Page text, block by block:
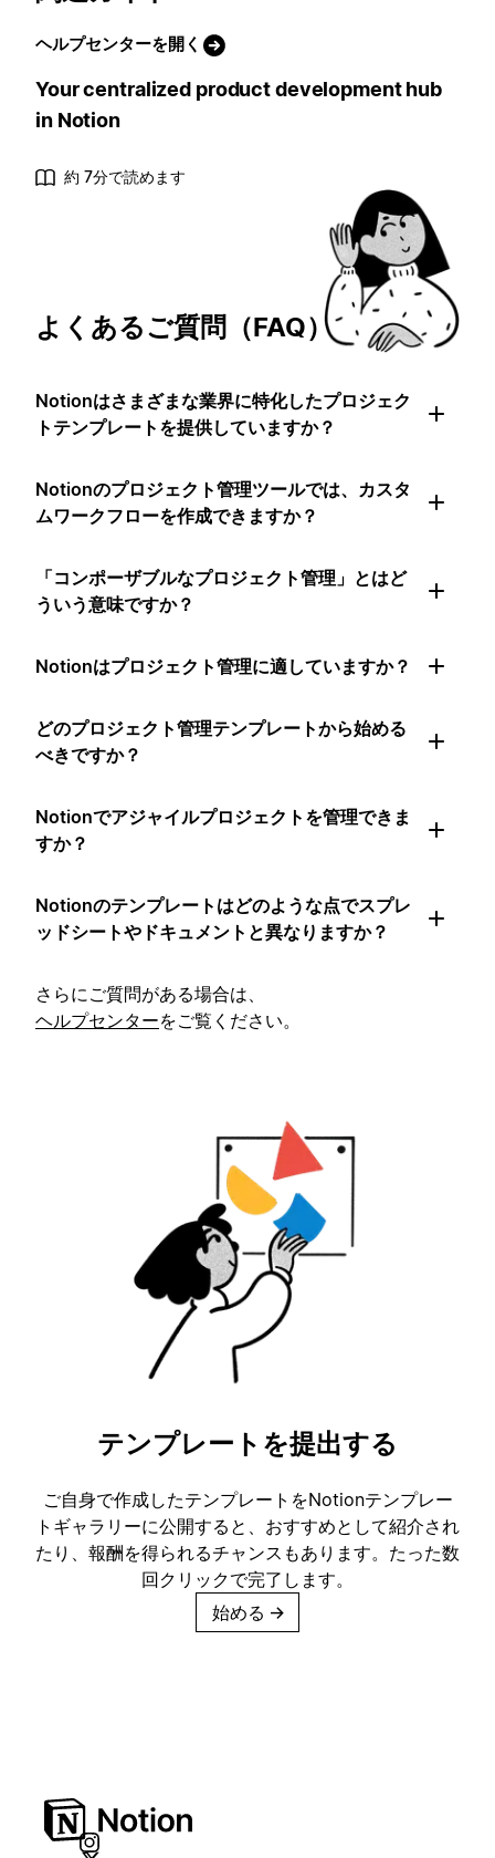
ヘルプセンターを開く
Your centralized product development hub
in Notion
約 7分で読めます
よくあるご質問（FAQ）
Notionはさまざまな業界に特化したプロジェク
トテンプレートを提供していますか？
Notionのプロジェクト管理ツールでは、カスタ
ムワークフローを作成できますか？
「コンポーザブルなプロジェクト管理」とはど
ういう意味ですか？
Notionはプロジェクト管理に適していますか？
どのプロジェクト管理テンプレートから始める
べきですか？
Notionでアジャイルプロジェクトを管理できま
すか？
Notionのテンプレートはどのような点でスプレ
ッドシートやドキュメントと異なりますか？
さらにご質問がある場合は、
ヘルプセンターをご覧ください。
テンプレートを提出する
ご自身で作成したテンプレートをNotionテンプレー
トギャラリーに公開すると、おすすめとして紹介され
たり、報酬を得られるチャンスもあります。たった数
回クリックで完了します。
始める →